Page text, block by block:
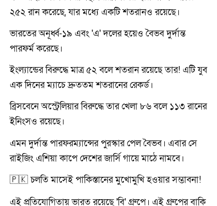
২৫২ রান করেছে, যার মধ্যে একটি শতরানও রয়েছে।
ভারতের অনূর্ধ্ব-১৯ এবং 'এ' দলের হয়েও বৈভব দুর্দান্ত
পারফর্ম করেছে।
ইংল্যান্ডের বিরুদ্ধে মাত্র ৫২ বলে শতরান রয়েছে তার! এটি যুব
এক দিনের ম্যাচে দ্রুততম শতরানের রেকর্ড।
ব্রিসবেনে অস্ট্রেলিয়ার বিরুদ্ধে তার খেলা ৮৬ বলে ১১৩ রানের
ইনিংসও রয়েছে।
এমন দুর্দান্ত পারফরম্যান্সের পুরস্কার পেল বৈভব। এবার সে
রাইজিং এশিয়া কাপে দেশের জার্সি গায়ে মাঠে নামবে।
🇵🇰 চলতি মাসেই পাকিস্তানের মুখোমুখি হওয়ার সম্ভাবনা!
এই প্রতিযোগিতায় ভারত রয়েছে 'বি' গ্রুপে। এই গ্রুপের বাকি